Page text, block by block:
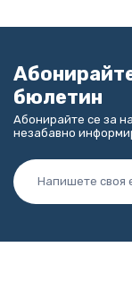
бюлетин
Абонирайте се за
незабавно